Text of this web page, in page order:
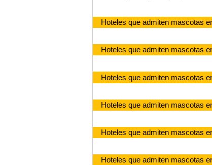
Hoteles que admiten mascotas
Hoteles que admiten mascotas
Hoteles que admiten mascotas
Hoteles que admiten mascotas
Hoteles que admiten mascotas
Hoteles que admiten mascotas